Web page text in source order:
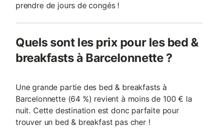
prendre de jours de congés !
Quels sont les prix pour les bed &
breakfasts à Barcelonnette ?
Une grande partie des bed & breakfasts à
Barcelonnette (64 %) revient à moins de 100 € la
nuit. Cette destination est donc parfaite pour
trouver un bed & breakfast pas cher !